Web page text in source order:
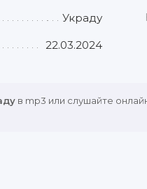
Украду
22.03.2024
в mp3 или слушайте